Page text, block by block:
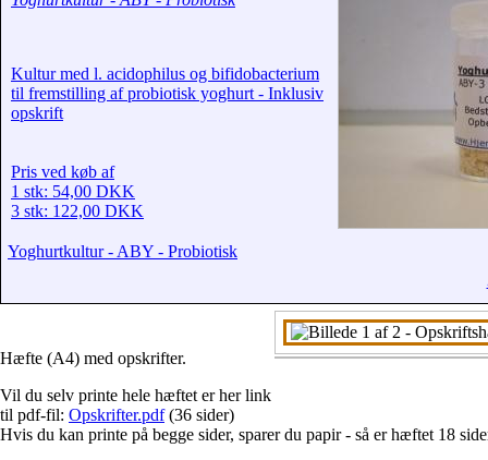
Kultur med l. acidophilus og bifidobacterium
til fremstilling af probiotisk yoghurt - Inklusiv
opskrift
Pris ved køb af
1 stk: 54,00 DKK
3 stk: 122,00 DKK
Yoghurtkultur - ABY - Probiotisk
Hæfte (A4) med opskrifter.
Vil du selv printe hele hæftet er her link
til pdf-fil: Opskrifter.pdf(36 sider)
Hvis du kan printe på begge sider, sparer du papir - så er hæftet 18